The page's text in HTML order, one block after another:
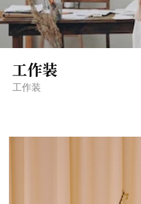
工作装
工作装